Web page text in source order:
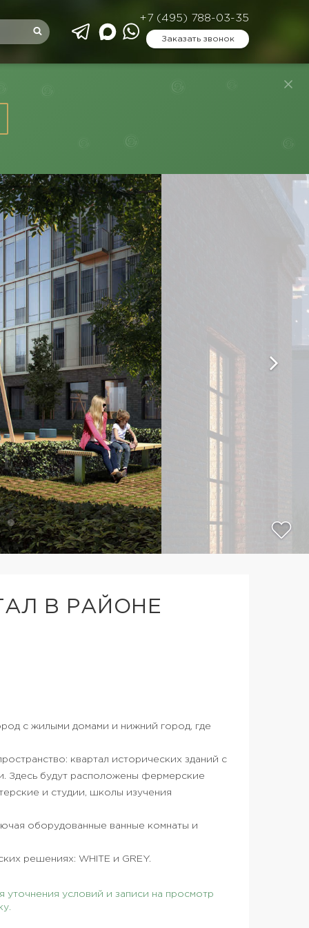
+7 (495) 788-03-35
Заказать звонок
В РАЙОНЕ
с жилыми домами и нижний город, где
квартал исторических зданий с
Здесь будут расположены фермерские
и студии, школы изучения
оборудованные ванные комнаты и
решениях: WHITE и GREY.
условий и записи на просмотр